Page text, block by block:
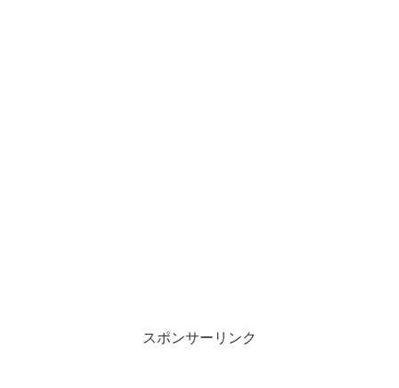
スポンサーリンク